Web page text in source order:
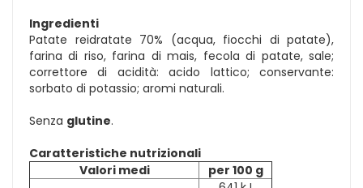
Ingredienti
Patate reidratate 70% (acqua, fiocchi di patate),
farina di riso, farina di mais, fecola di patate, sale;
correttore di acidità: acido lattico; conservante:
sorbato di potassio; aromi naturali.
Senza glutine.
Caratteristiche nutrizionali
Valori medi
per 100 g